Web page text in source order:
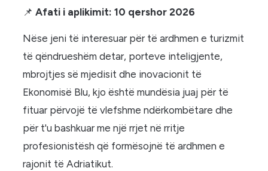
📌Afati i aplikimit: 10 qershor 2026
Nëse jeni të interesuar për të ardhmen e turizmit
të qëndrueshëm detar, porteve inteligjente,
mbrojtjes së mjedisit dhe inovacionit të
Ekonomisë Blu, kjo është mundësia juaj për të
fituar përvojë të vlefshme ndërkombëtare dhe
për t'u bashkuar me një rrjet në rritje
profesionistësh që formësojnë të ardhmen e
rajonit të Adriatikut.